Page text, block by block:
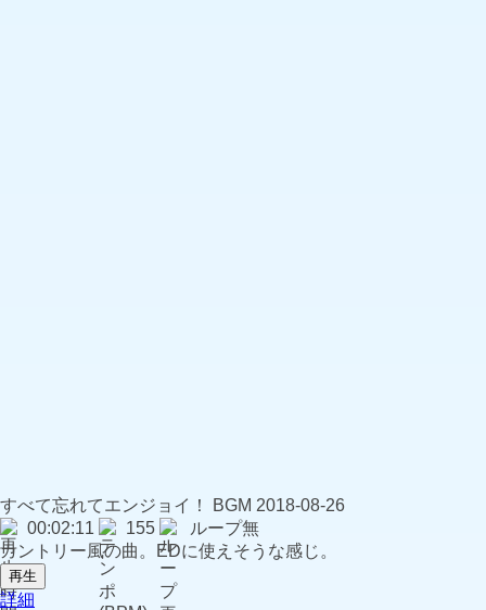
すべて忘れてエンジョイ！ BGM 2018-08-26
00:02:11
155
ループ無
カントリー風の曲。EDに使えそうな感じ。
再生
詳細